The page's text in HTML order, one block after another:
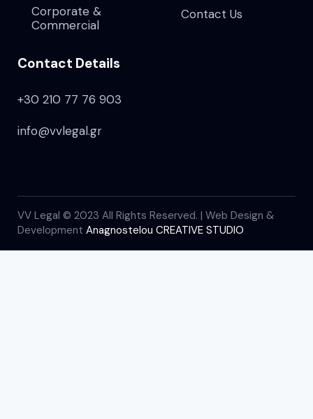
Corporate &
Commercial
Contact Us
Contact Details
+30 210 77 76 903
info@vvlegal.gr
VV Legal © 2023 All Rights Reserved. | Web Design &
Development Anagnostelou CREATIVE STUDIO